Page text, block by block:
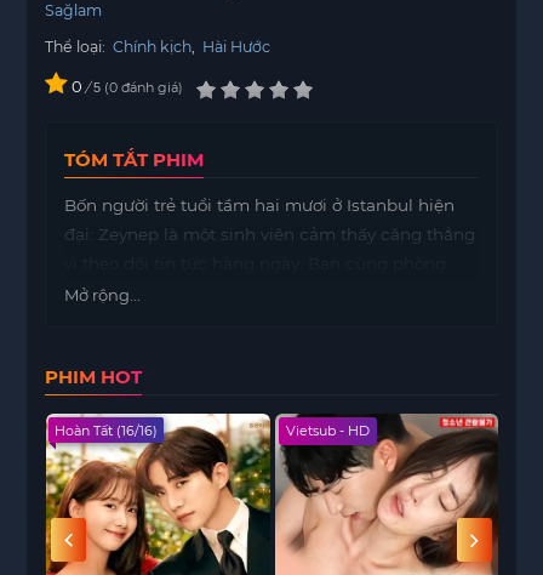
Sağlam
Thể loại: Chính kịch, Hài Hước
0 / 5 0 đánh giá
TÓM TẮT PHIM
Bốn người trẻ tuổi tầm hai mươi ở Istanbul hiện
đại: Zeynep là một sinh viên cảm thấy căng thẳng
của cô, Ayşe, cố gắng trốn ra nước ngoài vì cô
bao giờ hài lòng với cuộc sống trên mức trung
bế tắc khi sống cùng bố mẹ. Những sự trùng hợp
ngẫu nhiên đưa họ đến với nhau một cách hài
hước. Vở kịch “Almost Entirely a Slight Disaster”
khám phá những lo lắng mà thế hệ trẻ phải đối
mặt bằng lối kể chuyện hài hước và đan xen.
Mở rộng...
PHIM HOT
Hoàn Tất (16/16) Vietsub - HD